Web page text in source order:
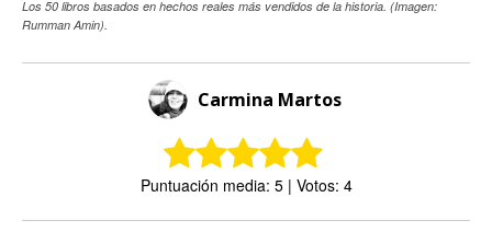
Los 50 libros basados en hechos reales más vendidos de la historia. (Imagen:
Rumman Amin).
Carmina Martos
Puntuación media: 5 | Votos: 4